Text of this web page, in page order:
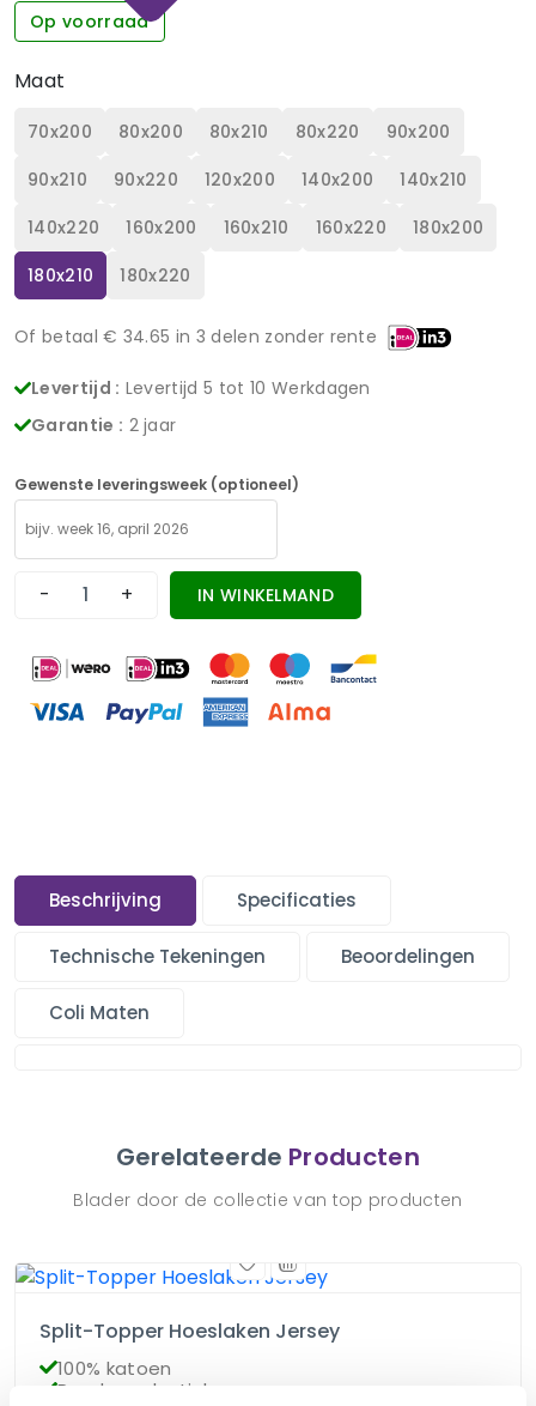
Op voorraad
Maat
70x200 80x200 80x210 80x220
90x200
90x210
90x220 120x200 140x200
140x210
140x220
160x200 160x210 160x220
180x200
180x210
180x220
Of betaal € 34.65 in 3 delen zonder rente
Levertijd : Levertijd 5 tot 10 Werkdagen
Garantie : 2 jaar
Gewenste leveringsweek (optioneel)
- + IN WINKELMAND
Beschrijving Specificaties
Technische Tekeningen Beoordelingen
Coli Maten
Gerelateerde Producten
Blader door de collectie van top producten
Split-Topper Hoeslaken Jersey
100% katoen
Rondom elastiek